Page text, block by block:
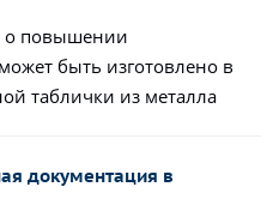
о повышении
быть изготовлено в
таблички из металла
документация в